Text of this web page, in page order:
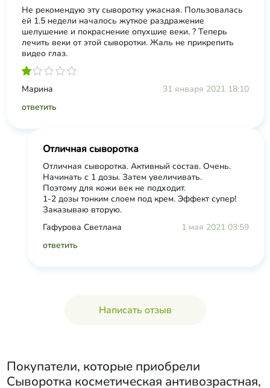
Не рекомендую эту сыворотку ужасная. Пользовалась
ей 1.5 недели началось жуткое раздражение
шелушение и покраснение опухшие веки. ? Теперь
лечить веки от этой сыворотки. Жаль не прикрепить
видео глаз.
Марина
31 января 2021 18:10
ответить
Отличная сыворотка
Отличная сыворотка. Активный состав. Очень.
Начинать с 1 дозы. Затем увеличивать.
Поэтому для кожи век не подходит.
1-2 дозы тонким слоем под крем. Эффект супер!
Заказываю вторую.
Гафурова Светлана
1 мая 2021 03:59
ответить
Написать отзыв
Покупатели, которые приобрели
Сыворотка косметическая антивозрастная,